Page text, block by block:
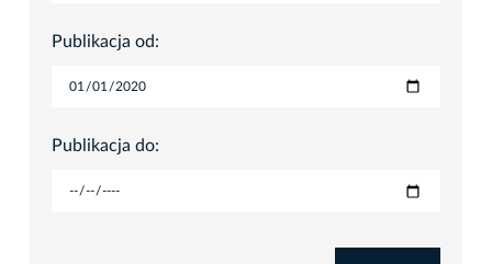
Publikacja od:
Publikacja do: